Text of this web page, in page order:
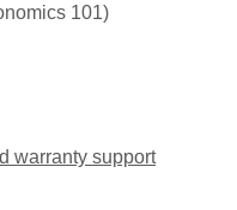
101)
warranty support